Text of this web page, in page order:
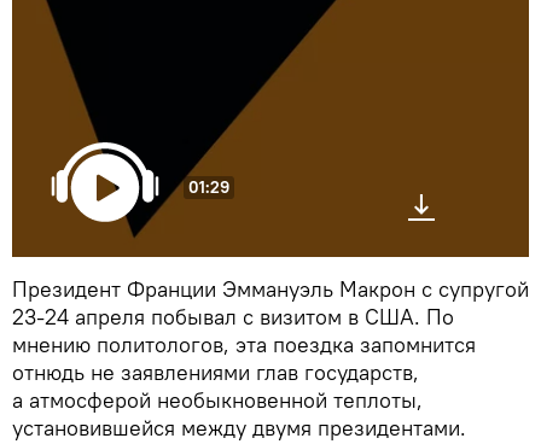
01:29
Президент Франции Эммануэль Макрон с супругой
23-24 апреля побывал с визитом в США. По
мнению политологов, эта поездка запомнится
отнюдь не заявлениями глав государств,
а атмосферой необыкновенной теплоты,
установившейся между двумя президентами.